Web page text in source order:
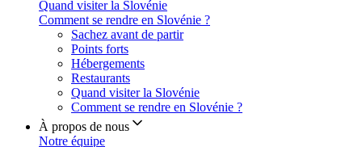
Quand visiter la Slovénie
Comment se rendre en Slovénie ?
Sachez avant de partir
Points forts
Hébergements
Restaurants
Quand visiter la Slovénie
Comment se rendre en Slovénie ?
À propos de nous
Notre équipe